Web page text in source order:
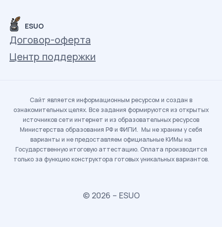
ESUO
Договор-оферта
Центр поддержки
Сайт является информационным ресурсом и создан в
ознакомительных целях. Все задания формируются из открытых
источников сети интернет и из образовательных ресурсов
Министерства образования РФ и ФИПИ. Мы не храним у себя
варианты и не предоставляем официальные КИМы на
Государственную итоговую аттестацию. Оплата производится
только за функцию конструктора готовых уникальных вариантов.
© 2026 – ESUO